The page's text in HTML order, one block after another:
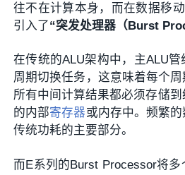
往不在计算本身，而在数据移
引入了“突发处理器（Burst
在传统的ALU架构中，主ALU
周期切换任务，这意味着每个周
所有中间计算结果都必须存储到
的内部寄存器或内存中。频繁
传统功耗的主要部分。
而E系列的Burst Processor将